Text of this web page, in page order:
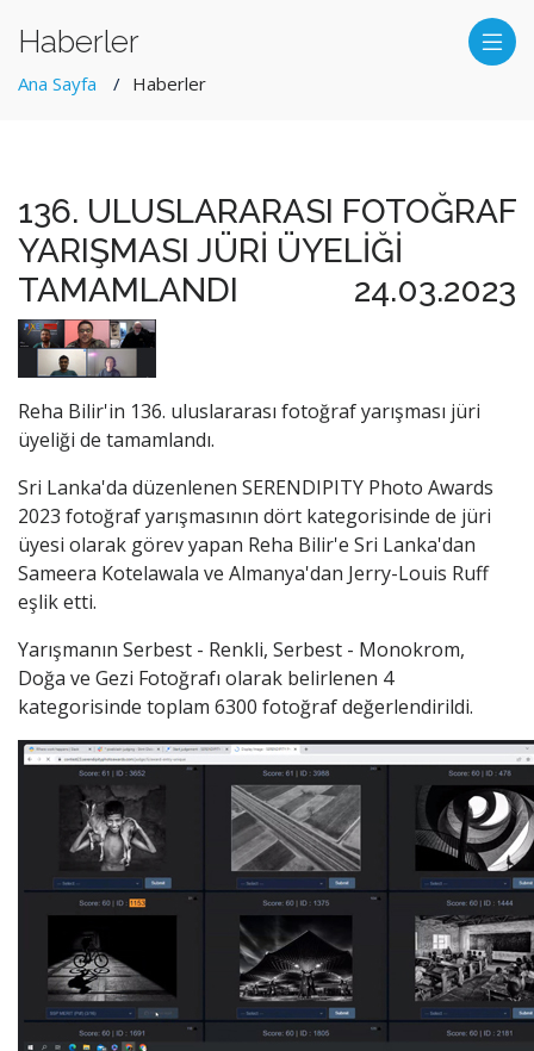
Haberler
Ana Sayfa Haberler
136. ULUSLARARASI FOTOĞRAF
YARIŞMASI JÜRİ ÜYELİĞİ
TAMAMLANDI
24.03.2023
Reha Bilir'in 136. uluslararası fotoğraf yarışması jüri
üyeliği de tamamlandı.
Sri Lanka'da düzenlenen SERENDIPITY Photo Awards
2023 fotoğraf yarışmasının dört kategorisinde de jüri
üyesi olarak görev yapan Reha Bilir'e Sri Lanka'dan
Sameera Kotelawala ve Almanya'dan Jerry-Louis Ruff
eşlik etti.
Yarışmanın Serbest - Renkli, Serbest - Monokrom,
Doğa ve Gezi Fotoğrafı olarak belirlenen 4
kategorisinde toplam 6300 fotoğraf değerlendirildi.